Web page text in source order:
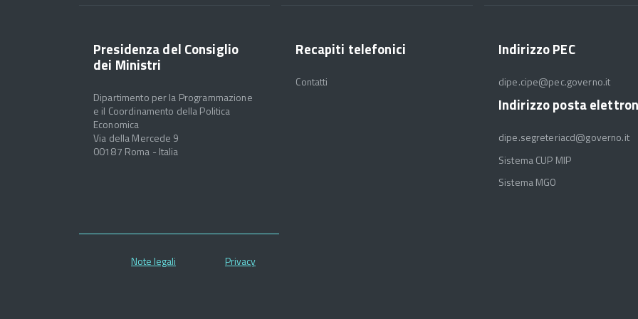
Presidenza del Consiglio
dei Ministri
Dipartimento per la Programmazione
e il Coordinamento della Politica
Economica
Via della Mercede 9
00187 Roma - Italia
Recapiti telefonici
Contatti
Indirizzo PEC
dipe.cipe@pec.governo.it
Indirizzo posta
dipe.segreteriacd@governo.it
Sistema CUP MIP
Sistema MGO
Note legali Privacy